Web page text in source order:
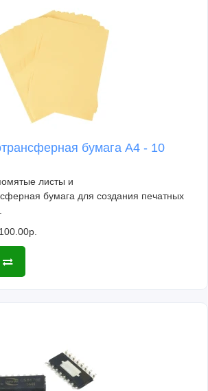
бумага А4 - 10
листы и
бумага для создания печатных